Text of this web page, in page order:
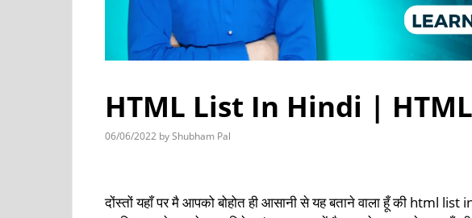
HTML List In Hindi | HTML
06/06/2022 byShubham Pal
दोंस्तों यहाँ पर मै आपको बोहोत ही आसानी से यह बताने वाला हूँ की html list